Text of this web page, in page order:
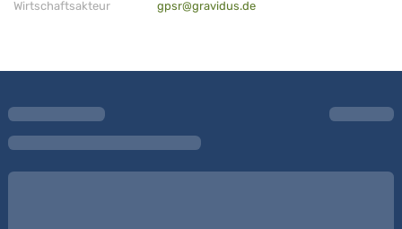
Wirtschaftsakteur
gpsr@gravidus.de